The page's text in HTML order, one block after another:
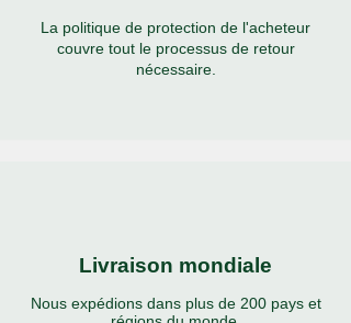
La politique de protection de l'acheteur
couvre tout le processus de retour
nécessaire.
Livraison mondiale
Nous expédions dans plus de 200 pays et